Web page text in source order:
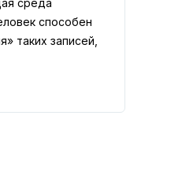
среда
способен
таких записей,